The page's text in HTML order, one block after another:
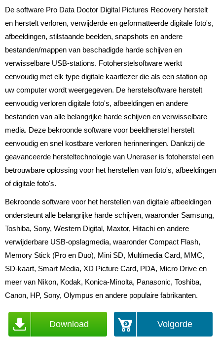
De software Pro Data Doctor Digital Pictures Recovery herstelt
en herstelt verloren, verwijderde en geformatteerde digitale foto's,
afbeeldingen, stilstaande beelden, snapshots en andere
bestanden/mappen van beschadigde harde schijven en
verwisselbare USB-stations. Fotoherstelsoftware werkt
eenvoudig met elk type digitale kaartlezer die als een station op
uw computer wordt weergegeven. De herstelsoftware herstelt
eenvoudig verloren digitale foto's, afbeeldingen en andere
bestanden van alle belangrijke harde schijven en verwisselbare
media. Deze bekroonde software voor beeldherstel herstelt
eenvoudig en snel kostbare verloren herinneringen. Dankzij de
geavanceerde hersteltechnologie van Uneraser is fotoherstel een
betrouwbare oplossing voor het herstellen van foto's, afbeeldingen
of digitale foto's.
Bekroonde software voor het herstellen van digitale afbeeldingen
ondersteunt alle belangrijke harde schijven, waaronder Samsung,
Toshiba, Sony, Western Digital, Maxtor, Hitachi en andere
verwijderbare USB-opslagmedia, waaronder Compact Flash,
Memory Stick (Pro en Duo), Mini SD, Multimedia Card, MMC,
SD-kaart, Smart Media, XD Picture Card, PDA, Micro Drive en
meer van Nikon, Kodak, Konica-Minolta, Panasonic, Toshiba,
Canon, HP, Sony, Olympus en andere populaire fabrikanten.
Download Volgorde